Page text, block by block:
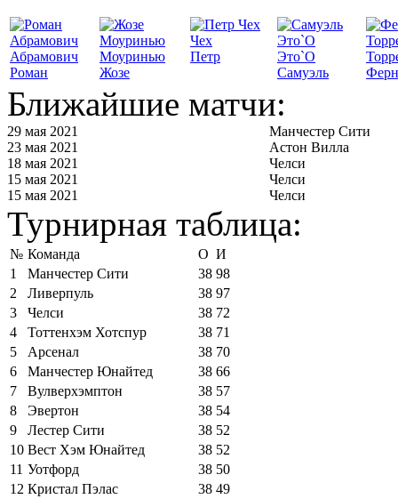
Абрамович
Роман
Моуринью
Жозе
Чех
Петр
Это`О
Самуэль
Ближайшие матчи:
29 мая 2021
Манчестер Сити
23 мая 2021
Астон Вилла
18 мая 2021
Челси
15 мая 2021
Челси
15 мая 2021
Челси
Турнирная таблица:
№ Команда О И
1
Манчестер Сити 38 98
2
Ливерпуль 38 97
3
Челси 38 72
4
Тоттенхэм Хотспур 38 71
5
Арсенал 38 70
6
Манчестер Юнайтед 38 66
7
Вулверхэмптон 38 57
8
Эвертон 38 54
9
Лестер Сити 38 52
10 Вест Хэм Юнайтед 38 52
11 Уотфорд 38 50
12 Кристал Пэлас 38 49